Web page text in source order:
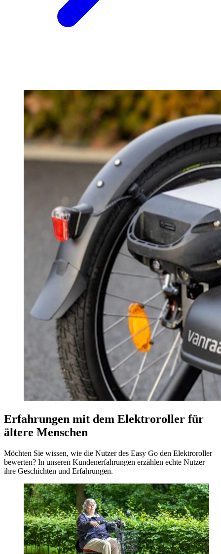
Erfahrungen mit dem Elektroroller für
ältere Menschen
Möchten Sie wissen, wie die Nutzer des Easy Go den Elektroroller
bewerten? In unseren Kundenerfahrungen erzählen echte Nutzer
ihre Geschichten und Erfahrungen.